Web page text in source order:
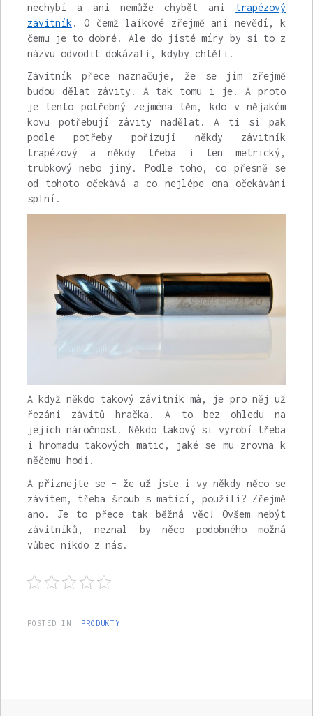
nechybí a ani nemůže chybět ani trapézový
závitník . O čemž laikové zřejmě ani nevědí, k
čemu je to dobré. Ale do jisté míry by si to z
názvu odvodit dokázali, kdyby chtěli.
Závitník přece naznačuje, že se jím zřejmě
budou dělat závity. A tak tomu i je. A proto
je tento potřebný zejména těm, kdo v nějakém
kovu potřebují závity nadělat. A ti si pak
podle potřeby pořizují někdy závitník
trapézový a někdy třeba i ten metrický,
trubkový nebo jiný. Podle toho, co přesně se
od tohoto očekává a co nejlépe ona očekávání
splní.
A když někdo takový závitník má, je pro něj už
řezání závitů hračka. A to bez ohledu na
jejich náročnost. Někdo takový si vyrobí třeba
i hromadu takových matic, jaké se mu zrovna k
něčemu hodí.
A přiznejte se – že už jste i vy někdy něco se
závitem, třeba šroub s maticí, použili? Zřejmě
ano. Je to přece tak běžná věc! Ovšem nebýt
závitníků, neznal by něco podobného možná
vůbec nikdo z nás.
POSTED IN: PRODUKTY